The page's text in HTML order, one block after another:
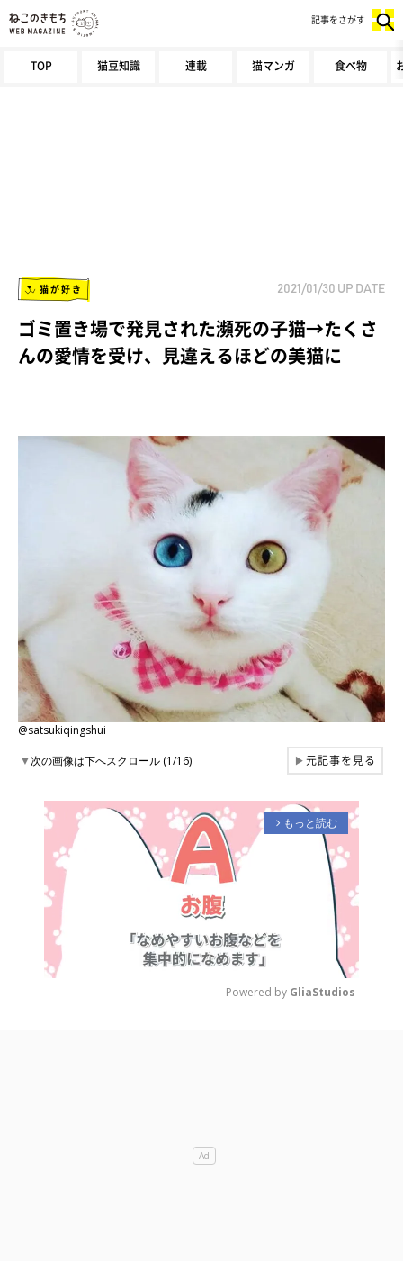
TOP 猫豆知識 連載 猫マンガ 食べ物
記事をさがす
猫が好き 2021/01/30 UP DATE
ゴミ置き場で発見された瀕死の子猫→たくさ
んの愛情を受け、見違えるほどの美猫に
@satsukiqingshui
▼次の画像は下へスクロール (1/16) ▶元記事を見る
arrow_forward_ios もっと読む
Powered by GliaStudios